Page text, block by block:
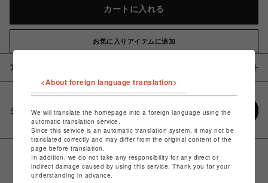
カートに入れる
お気に入りアイテムに追加
アイテム説明 / 素材
シェアする
<About foreign language translation>
We will translate the homepage into a foreign language using the
automatic translation service.
Since this service is an automatic translation system, it may not be
translated correctly and may differ from the original content of the
page before translation.
In addition, we do not take any responsibility for any direct or
indirect damage caused by using this service. Thank you for your
understanding in advance.